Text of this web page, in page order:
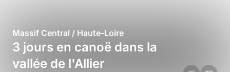
Massif Central / Haute-Loire
3 jours en canoë dans la
vallée de l'Allier